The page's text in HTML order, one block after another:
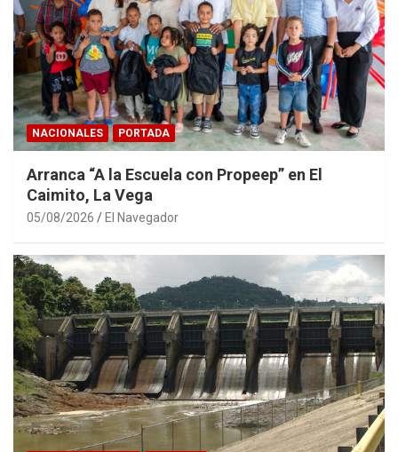
NACIONALES PORTADA
Arranca “A la Escuela con Propeep” en El
Caimito, La Vega
05/08/2026 El Navegador